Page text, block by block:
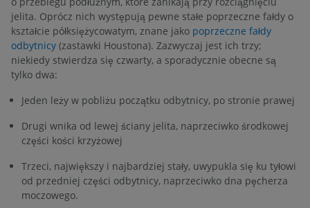
jelita. Oprócz nich występują pewne stałe poprzeczne fałdy o
kształcie półksiężycowatym, znane jako poprzeczne fałdy
odbytnicy (zastawki Houstona). Zazwyczaj jest ich trzy;
niekiedy stwierdza się czwarty, a sporadycznie obecne są
tylko dwa:
Jeden leży w pobliżu początku odbytnicy, po stronie prawej
Drugi wnika od lewej ściany jelita, naprzeciwko środkowej
części kości krzyżowej
Trzeci, największy i najbardziej stały, uwypukla się ku tyłowi
od przedniej części odbytnicy, naprzeciwko dna pęcherza
moczowego.